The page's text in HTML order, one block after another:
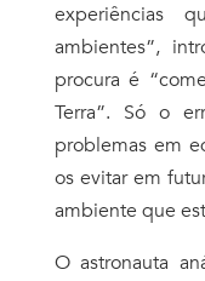
experiências
ambientes”,
procura é
Terra”. Só o
problemas em
os evitar em
ambiente que
O astronauta